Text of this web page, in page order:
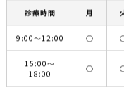
診療時間 月
9:00〜12:00 ○
15:00〜
18:00
○